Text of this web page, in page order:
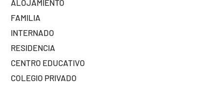
ALOJAMIENTO
FAMILIA
INTERNADO
RESIDENCIA
CENTRO EDUCATIVO
COLEGIO PRIVADO